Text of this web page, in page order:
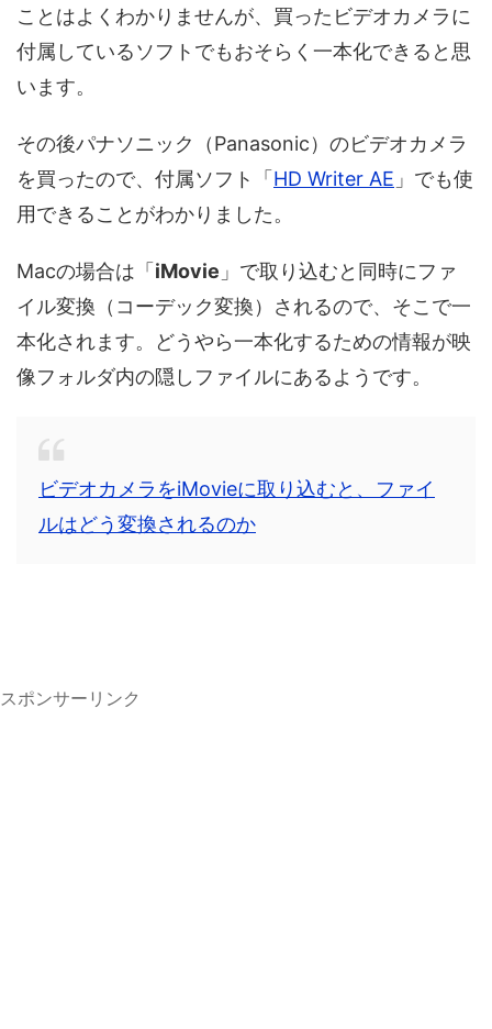
ことはよくわかりませんが、買ったビデオカメラに
付属しているソフトでもおそらく一本化できると思
います。
その後パナソニック（Panasonic）のビデオカメラ
を買ったので、付属ソフト「 HD Writer AE 」でも使
用できることがわかりました。
Macの場合は「 iMovie 」で取り込むと同時にファ
イル変換（コーデック変換）されるので、そこで一
本化されます。どうやら一本化するための情報が映
像フォルダ内の隠しファイルにあるようです。
ビデオカメラをiMovieに取り込むと、ファイ
ルはどう変換されるのか
スポンサーリンク